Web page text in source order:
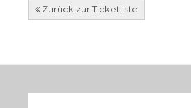
Zurück zur Ticketliste